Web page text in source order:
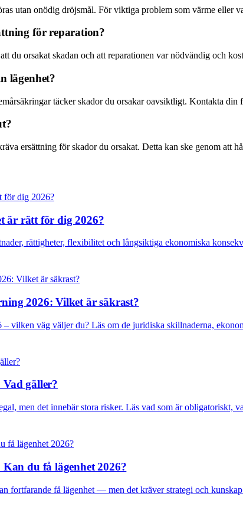
utan onödig dröjsmål. För viktiga problem som värme eller
för reparation?
du orsakat skadan och att reparationen var nödvändig och
lägenhet?
täcker skador du orsakar oavsiktligt. Kontakta
ersättning för skador du orsakat. Detta kan ske genom att
är rätt för dig 2026?
rättigheter, flexibilitet och långsiktiga ekonomiska
2026: Vilket är säkrast?
vilken väg väljer du? Läs om de juridiska skillnaderna,
gäller?
men det innebär stora risker. Läs vad som är obligatoriskt,
du få lägenhet 2026?
fortfarande få lägenhet — men det kräver strategi och